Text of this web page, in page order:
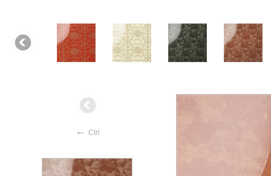
← Ctrl